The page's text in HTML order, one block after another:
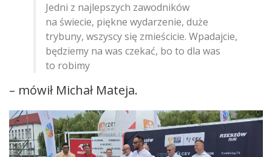
Jedni z najlepszych zawodników
na świecie, piękne wydarzenie, duże
trybuny, wszyscy się zmieścicie. Wpadajcie,
będziemy na was czekać, bo to dla was
to robimy
– mówił Michał Mateja.